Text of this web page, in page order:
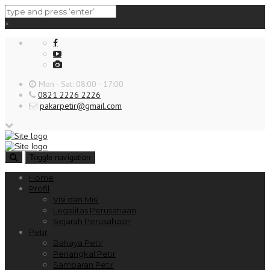
×
Mon - Sat: 08:00 - 17:00
0821 2226 2226
pakarpetir@gmail.com
Toggle navigation
Home
Profil
Visi dan Misi
Legalitas Perusahaan
Sejarah Perusahaan
Petir
Bahaya Petir
Penangkal Petir
Sambaran Petir